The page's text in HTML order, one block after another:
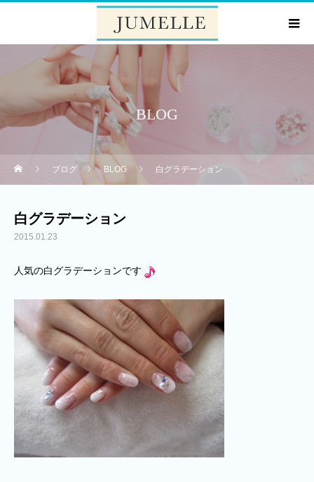
BLOG
ブログ BLOG 白グラデーション
白グラデーション
2015.01.23
人気の白グラデーションです